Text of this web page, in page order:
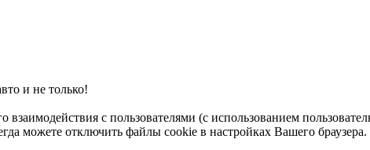
и не только!
с пользователями (с использованием
можете отключить файлы cookie в настройках Вашего браузера.